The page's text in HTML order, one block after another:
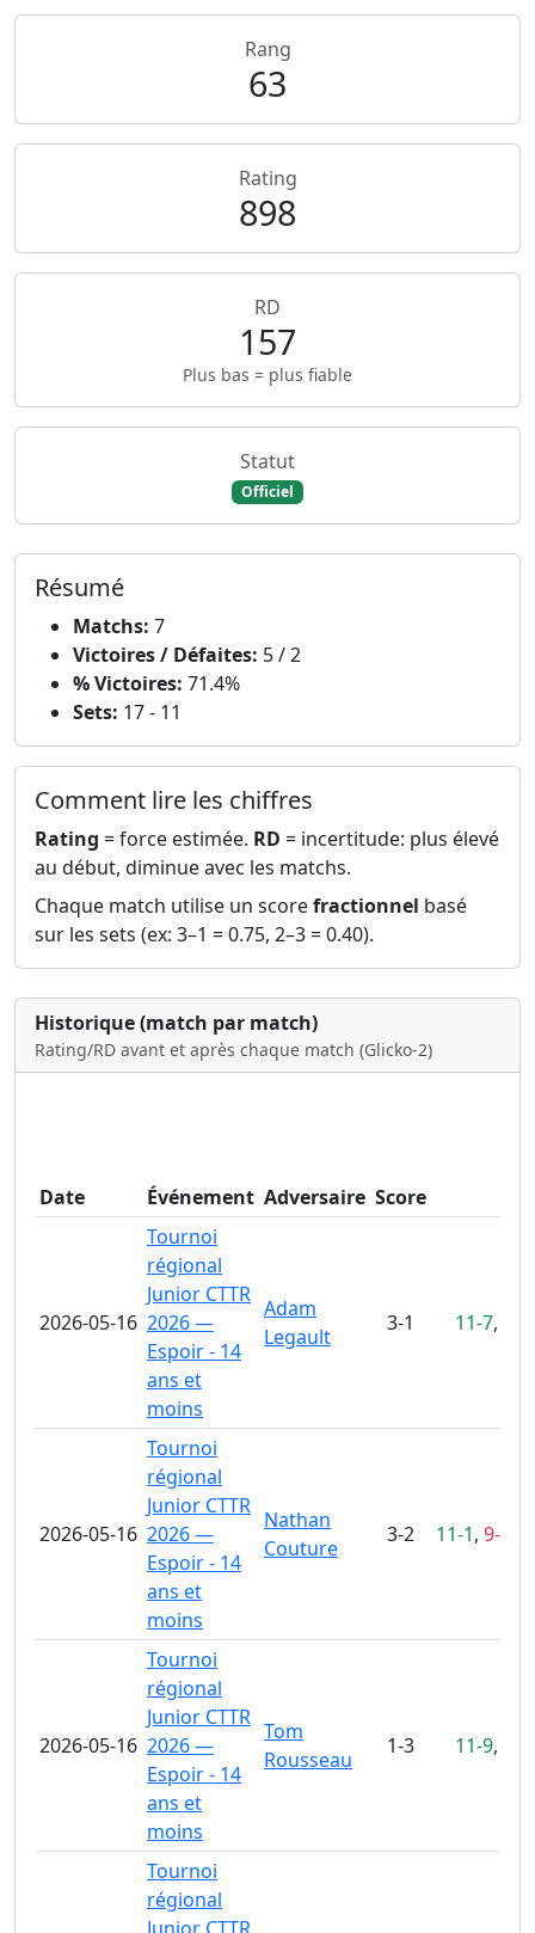
Rang
63
Rating
898
RD
157
Plus bas = plus fiable
Statut
Officiel
Résumé
Matchs: 7
Victoires / Défaites: 5 / 2
% Victoires: 71.4%
Sets: 17 - 11
Comment lire les chiffres
Rating = force estimée. RD = incertitude: plus élevé
au début, diminue avec les matchs.
Chaque match utilise un scorefractionnel basé
sur les sets (ex: 3–1 = 0.75, 2–3 = 0.40).
Historique (match par match)
Rating/RD avant et après chaque match (Glicko‑2)
Date Événement Adversaire Score
2026-05-16
Tournoi
régional
Junior CTTR
2026 —
Espoir - 14
ans et
moins
Adam
Legault
3-1 11-7,
2026-05-16
Tournoi
régional
Junior CTTR
2026 —
Espoir - 14
ans et
moins
Nathan
Couture
3-2 11-1, 9-11
2026-05-16
Tournoi
régional
Junior CTTR
2026 —
Espoir - 14
ans et
moins
Tom
Rousseau
1-3 11-9,
Tournoi
régional